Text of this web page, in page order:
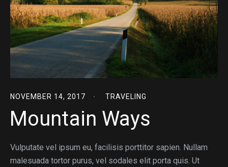
NOVEMBER 14, 2017 TRAVELING
Mountain Ways
Vulputate vel ipsum eu, facilisis porttitor sapien. Nullam
malesuada tortor purus, vel sodales elit porta quis. Ut